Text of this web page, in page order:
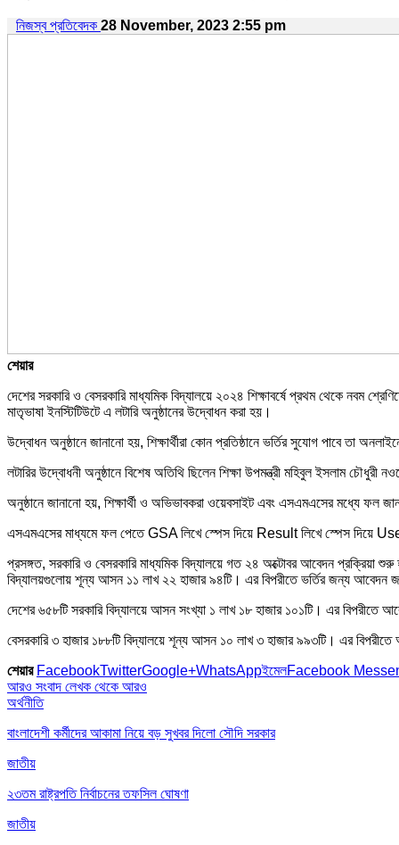
নিজস্ব প্রতিবেদক 28 November, 2023 2:55 pm
শেয়ার
দেশের সরকারি ও বেসরকারি মাধ্যমিক বিদ্যালয়ে ২০২৪ শিক্ষাবর্ষে প্রথম থেকে নবম
মাতৃভাষা ইনস্টিটিউটে এ লটারি অনুষ্ঠানের উদ্বোধন করা হয়।
উদ্বোধন অনুষ্ঠানে জানানো হয়, শিক্ষার্থীরা কোন প্রতিষ্ঠানে ভর্তির সুযোগ পাবে তা
লটারির উদ্বোধনী অনুষ্ঠানে বিশেষ অতিথি ছিলেন শিক্ষা উপমন্ত্রী মহিবুল ইসলাম
অনুষ্ঠানে জানানো হয়, শিক্ষার্থী ও অভিভাবকরা ওয়েবসাইট এবং এসএমএসের
এসএমএসের মাধ্যমে ফল পেতে GSA লিখে স্পেস দিয়ে Result লিখে স্পেস দিয়ে User
প্রসঙ্গত, সরকারি ও বেসরকারি মাধ্যমিক বিদ্যালয়ে গত ২৪ অক্টোবর আবেদন প্রক্রিয়া
বিদ্যালয়গুলোয় শূন্য আসন ১১ লাখ ২২ হাজার ৯৪টি। এর বিপরীতে ভর্তির জন্য আবেদন
দেশের ৬৫৮টি সরকারি বিদ্যালয়ে আসন সংখ্যা ১ লাখ ১৮ হাজার ১০১টি। এর বিপরীতে
বেসরকারি ৩ হাজার ১৮৮টি বিদ্যালয়ে শূন্য আসন ১০ লাখ ৩ হাজার ৯৯৩টি। এর
শেয়ার FacebookTwitterGoogle+WhatsAppইমেলFacebook
আরও সংবাদ লেখক থেকে আরও
অর্থনীতি
বাংলাদেশী কর্মীদের আকামা নিয়ে বড় সুখবর দিলো সৌদি সরকার
জাতীয়
২৩তম রাষ্ট্রপতি নির্বাচনের তফসিল ঘোষণা
জাতীয়